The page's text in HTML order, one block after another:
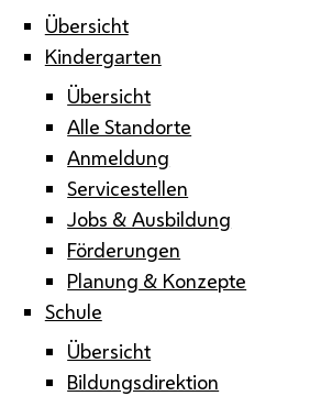
Übersicht
Kindergarten
Übersicht
Alle Standorte
Anmeldung
Servicestellen
Jobs & Ausbildung
Förderungen
Planung & Konzepte
Schule
Übersicht
Bildungsdirektion